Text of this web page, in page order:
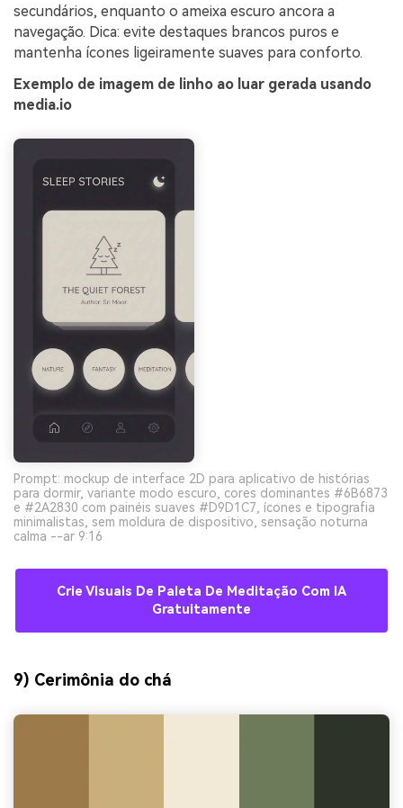
secundários, enquanto o ameixa escuro ancora a
navegação. Dica: evite destaques brancos puros e
mantenha ícones ligeiramente suaves para conforto.
Exemplo de imagem de linho ao luar gerada usando
media.io
Prompt: mockup de interface 2D para aplicativo de histórias
para dormir, variante modo escuro, cores dominantes #6B6873
e #2A2830 com painéis suaves #D9D1C7, ícones e tipografia
minimalistas, sem moldura de dispositivo, sensação noturna
calma --ar 9:16
Crie Visuais De Paleta De Meditação Com IA
Gratuitamente
9) Cerimônia do chá